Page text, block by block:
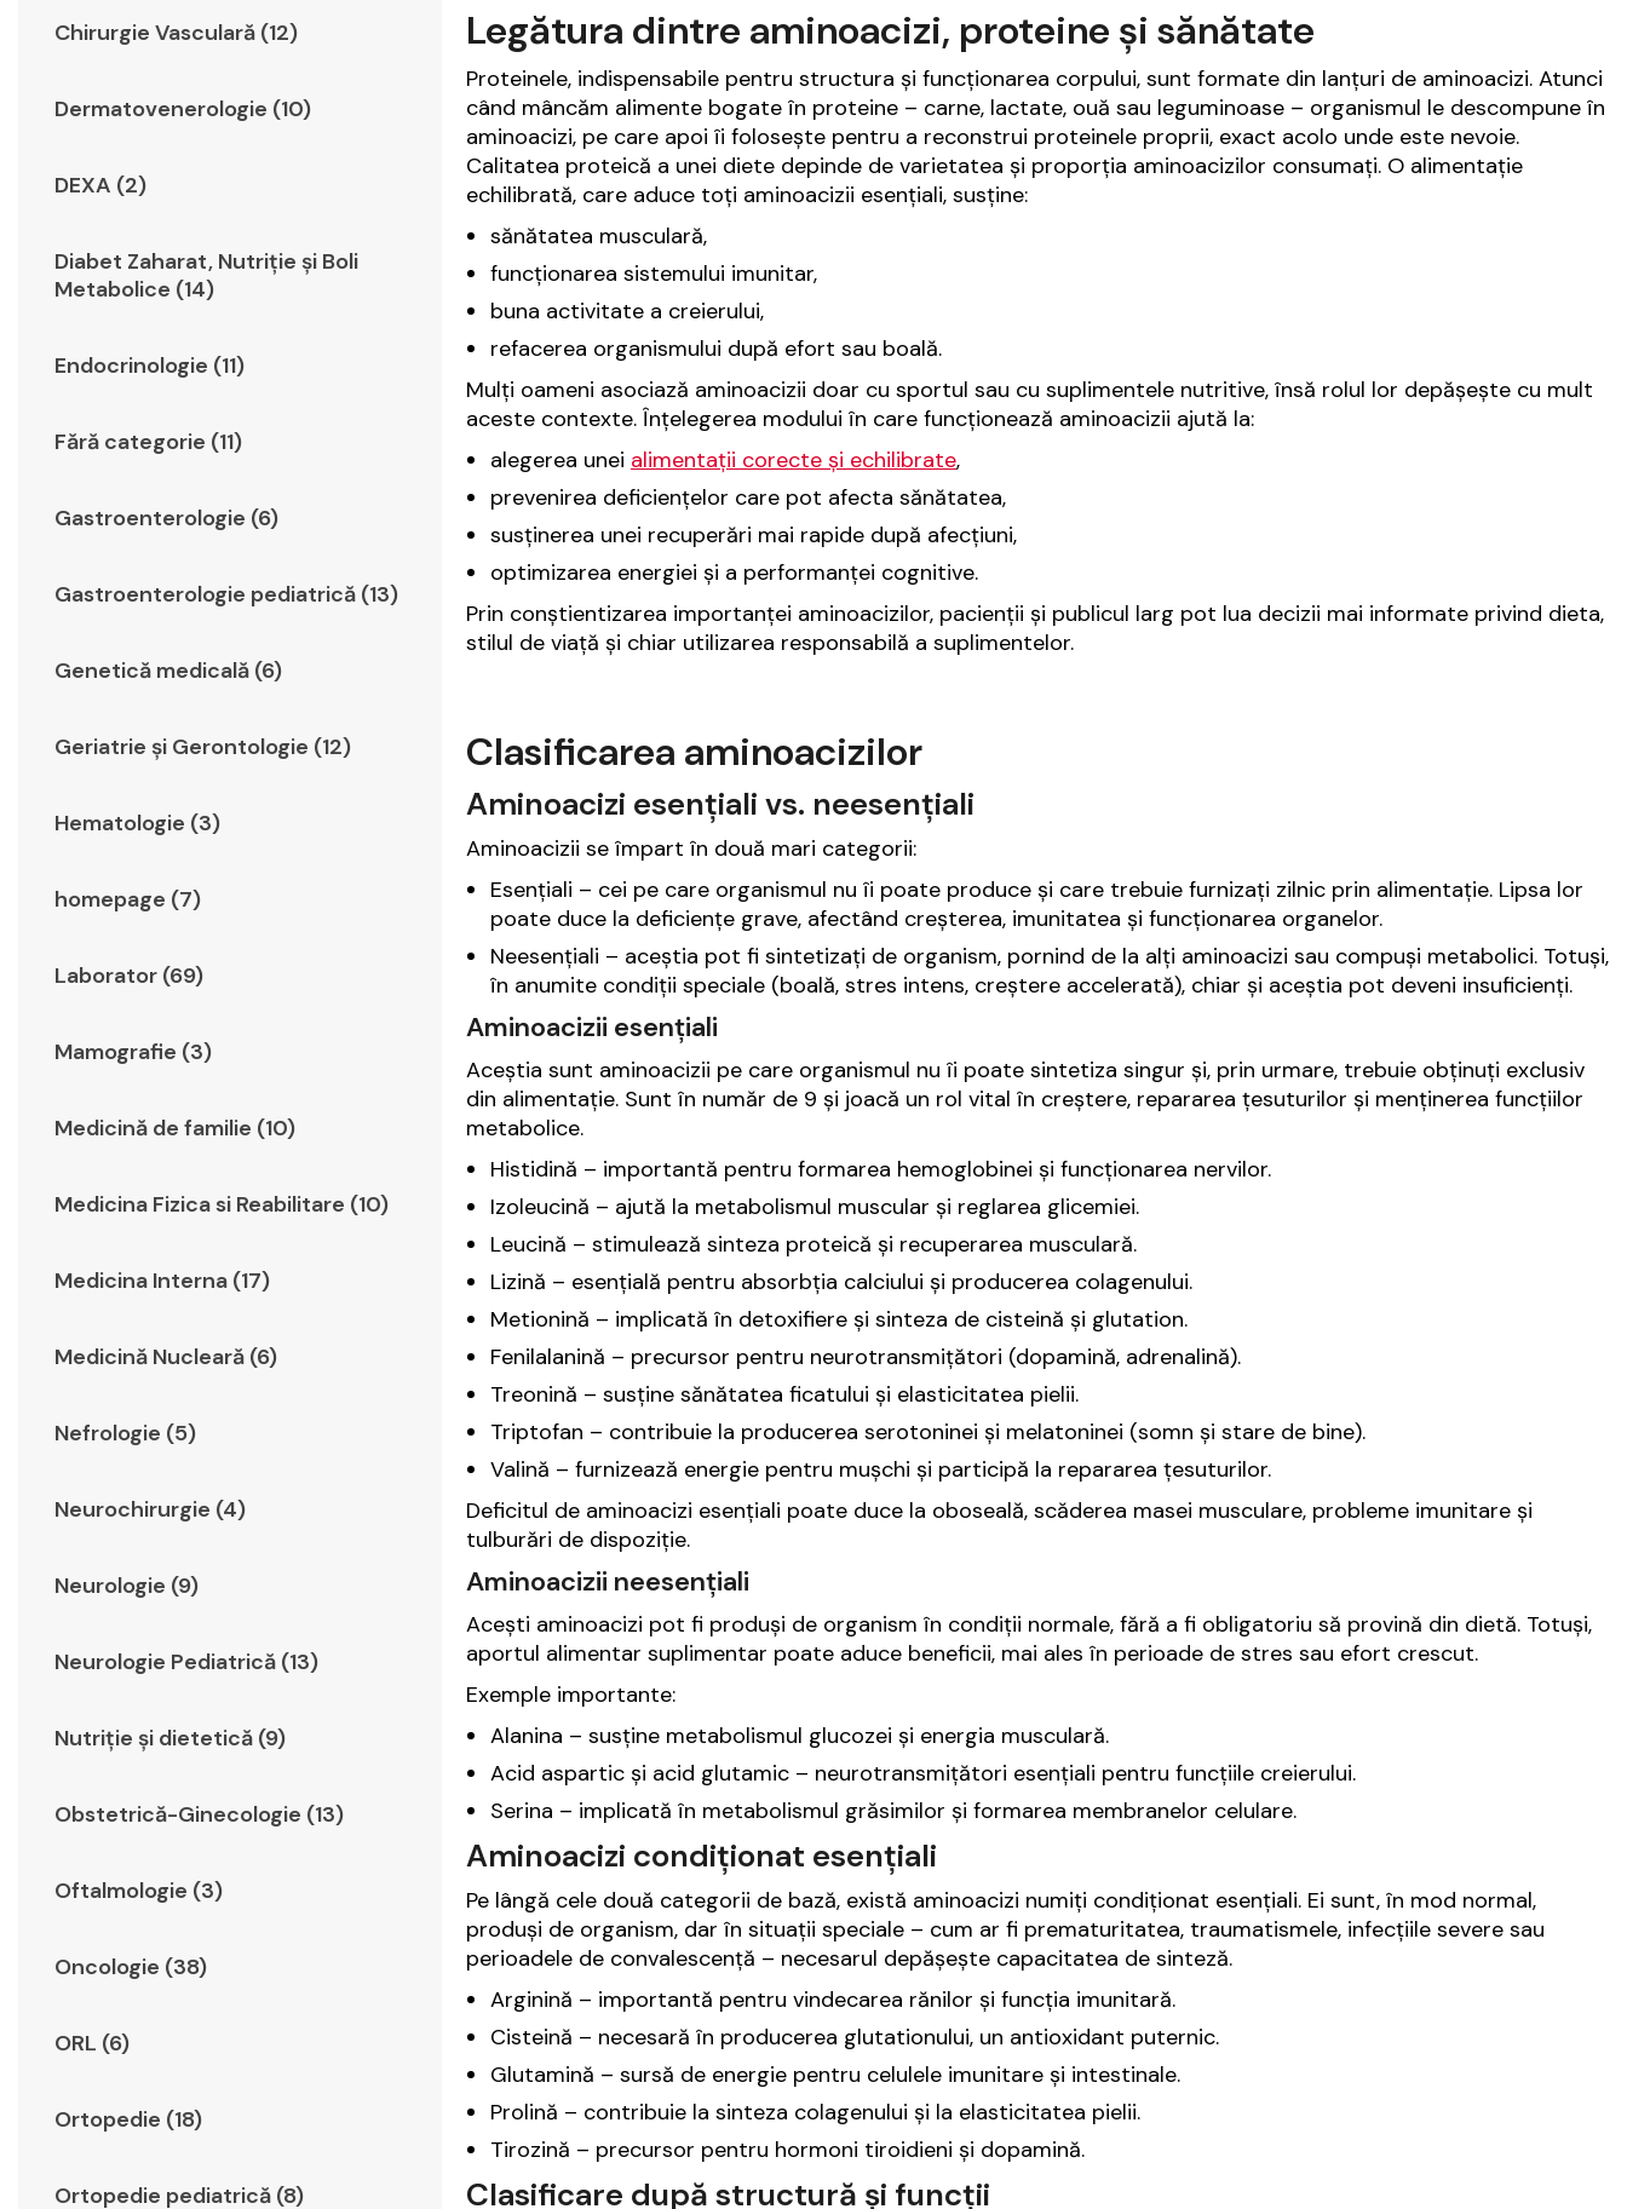
Chirurgie Vasculară (12)
Dermatovenerologie (10)
DEXA (2)
Diabet Zaharat, Nutriţie şi Boli
Metabolice (14)
Endocrinologie (11)
Fără categorie (11)
Gastroenterologie (6)
Gastroenterologie pediatrică (13)
Genetică medicală (6)
Geriatrie şi Gerontologie (12)
Hematologie (3)
homepage (7)
Laborator (69)
Mamografie (3)
Medicină de familie (10)
Medicina Fizica si Reabilitare (10)
Medicina Interna (17)
Medicină Nucleară (6)
Nefrologie (5)
Neurochirurgie (4)
Neurologie (9)
Neurologie Pediatrică (13)
Nutriție și dietetică (9)
Obstetrică-Ginecologie (13)
Oftalmologie (3)
Oncologie (38)
ORL (6)
Ortopedie (18)
Ortopedie pediatrică (8)
Legătura dintre aminoacizi, proteine și sănătate
Proteinele, indispensabile pentru structura și funcționarea corpului, sunt formate din lanțuri de aminoacizi. Atunci
când mâncăm alimente bogate în proteine – carne, lactate, ouă sau leguminoase – organismul le descompune în
aminoacizi, pe care apoi îi folosește pentru a reconstrui proteinele proprii, exact acolo unde este nevoie.
Calitatea proteică a unei diete depinde de varietatea și proporția aminoacizilor consumați. O alimentație
echilibrată, care aduce toți aminoacizii esențiali, susține:
sănătatea musculară,
funcționarea sistemului imunitar,
buna activitate a creierului,
refacerea organismului după efort sau boală.
Mulți oameni asociază aminoacizii doar cu sportul sau cu suplimentele nutritive, însă rolul lor depășește cu mult
aceste contexte. Înțelegerea modului în care funcționează aminoacizii ajută la:
alegerea unei alimentații corecte și echilibrate,
prevenirea deficiențelor care pot afecta sănătatea,
susținerea unei recuperări mai rapide după afecțiuni,
optimizarea energiei și a performanței cognitive.
Prin conștientizarea importanței aminoacizilor, pacienții și publicul larg pot lua decizii mai informate privind dieta,
stilul de viață și chiar utilizarea responsabilă a suplimentelor.
Clasificarea aminoacizilor
Aminoacizi esențiali vs. neesențiali
Aminoacizii se împart în două mari categorii:
Esențiali – cei pe care organismul nu îi poate produce și care trebuie furnizați zilnic prin alimentație. Lipsa lor
poate duce la deficiențe grave, afectând creșterea, imunitatea și funcționarea organelor.
Neesențiali – aceștia pot fi sintetizați de organism, pornind de la alți aminoacizi sau compuși metabolici. Totuși,
în anumite condiții speciale (boală, stres intens, creștere accelerată), chiar și aceștia pot deveni insuficienți.
Aminoacizii esențiali
Aceștia sunt aminoacizii pe care organismul nu îi poate sintetiza singur și, prin urmare, trebuie obținuți exclusiv
din alimentație. Sunt în număr de 9 și joacă un rol vital în creștere, repararea țesuturilor și menținerea funcțiilor
metabolice.
Histidină – importantă pentru formarea hemoglobinei și funcționarea nervilor.
Izoleucină – ajută la metabolismul muscular și reglarea glicemiei.
Leucină – stimulează sinteza proteică și recuperarea musculară.
Lizină – esențială pentru absorbția calciului și producerea colagenului.
Metionină – implicată în detoxifiere și sinteza de cisteină și glutation.
Fenilalanină – precursor pentru neurotransmițători (dopamină, adrenalină).
Treonină – susține sănătatea ficatului și elasticitatea pielii.
Triptofan – contribuie la producerea serotoninei și melatoninei (somn și stare de bine).
Valină – furnizează energie pentru mușchi și participă la repararea țesuturilor.
Deficitul de aminoacizi esențiali poate duce la oboseală, scăderea masei musculare, probleme imunitare și
tulburări de dispoziție.
Aminoacizii neesențiali
Acești aminoacizi pot fi produși de organism în condiții normale, fără a fi obligatoriu să provină din dietă. Totuși,
aportul alimentar suplimentar poate aduce beneficii, mai ales în perioade de stres sau efort crescut.
Exemple importante:
Alanina – susține metabolismul glucozei și energia musculară.
Acid aspartic și acid glutamic – neurotransmițători esențiali pentru funcțiile creierului.
Serina – implicată în metabolismul grăsimilor și formarea membranelor celulare.
Aminoacizi condiționat esențiali
Pe lângă cele două categorii de bază, există aminoacizi numiți condiționat esențiali. Ei sunt, în mod normal,
produși de organism, dar în situații speciale – cum ar fi prematuritatea, traumatismele, infecțiile severe sau
perioadele de convalescență – necesarul depășește capacitatea de sinteză.
Arginină – importantă pentru vindecarea rănilor și funcția imunitară.
Cisteină – necesară în producerea glutationului, un antioxidant puternic.
Glutamină – sursă de energie pentru celulele imunitare și intestinale.
Prolină – contribuie la sinteza colagenului și la elasticitatea pielii.
Tirozină – precursor pentru hormoni tiroidieni și dopamină.
Clasificare după structură și funcții